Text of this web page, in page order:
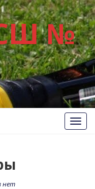
№
Вкл/
Выкл
нет